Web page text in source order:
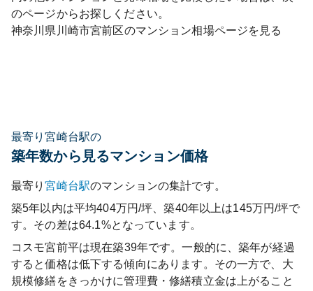
のページからお探しください。
神奈川県 川崎市宮前区のマンション相場ページを見る
最寄り宮崎台駅の
築年数から見るマンション価格
最寄り宮崎台駅のマンションの集計です。
築5年以内は平均404万円/坪、築40年以上は145万円/坪で
す。その差は64.1%となっています。
コスモ宮前平は現在築39年です。一般的に、築年が経過
すると価格は低下する傾向にあります。その一方で、大
規模修繕をきっかけに管理費・修繕積立金は上がること